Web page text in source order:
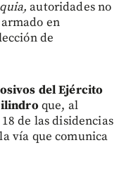
autoridades no
en
de
del Ejército
que, al
de las disidencias
vía que comunica